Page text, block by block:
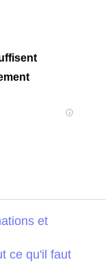
et
ce qu'il faut